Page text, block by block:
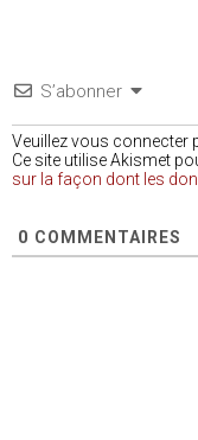
S’abonner
Veuillez vous connecter
Ce site utilise Akismet
sur la façon dont les
0 COMMENTAIRES